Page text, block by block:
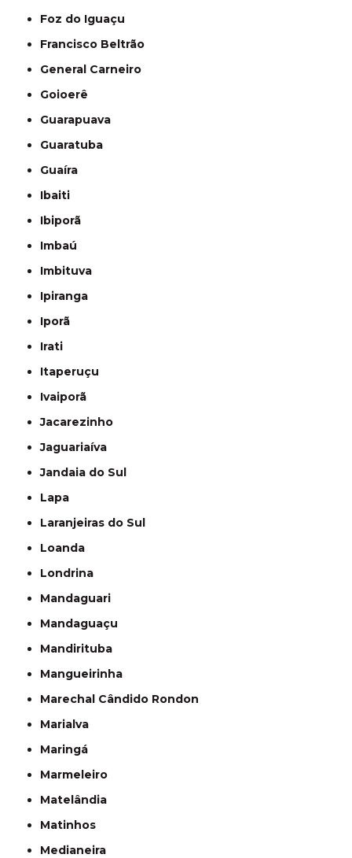
Foz do Iguaçu
Francisco Beltrão
General Carneiro
Goioerê
Guarapuava
Guaratuba
Guaíra
Ibaiti
Ibiporã
Imbaú
Imbituva
Ipiranga
Iporã
Irati
Itaperuçu
Ivaiporã
Jacarezinho
Jaguariaíva
Jandaia do Sul
Lapa
Laranjeiras do Sul
Loanda
Londrina
Mandaguari
Mandaguaçu
Mandirituba
Mangueirinha
Marechal Cândido Rondon
Marialva
Maringá
Marmeleiro
Matelândia
Matinhos
Medianeira